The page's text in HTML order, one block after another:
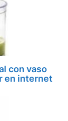
con vaso
en internet